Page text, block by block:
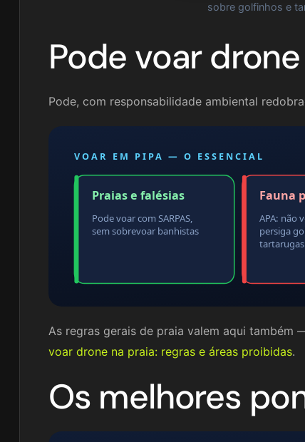
sobre golfinhos e
Pode voar
Pode, com responsabilidade ambiental
VOAR EM PIPA — O ESSENCIAL
Praias e falésias
Pode voar com SARPAS,
sem sobrevoar banhistas
Fauna
APA: não
persiga
tartarugas
As regras gerais de praia valem aqui também
voar drone na praia: regras e áreas proibidas.
Os melhores